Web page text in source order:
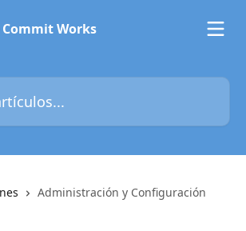
Administración y Configuración